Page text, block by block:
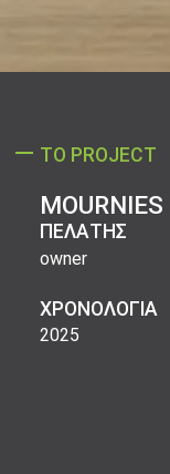
ΤΟ PROJECT
ΠΕΛΑΤΗΣ
owner
ΧΡΟΝΟΛΟΓΙΑ
2025